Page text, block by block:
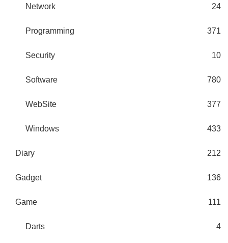
Network 24
Programming 371
Security 10
Software 780
WebSite 377
Windows 433
Diary 212
Gadget 136
Game 111
Darts 4